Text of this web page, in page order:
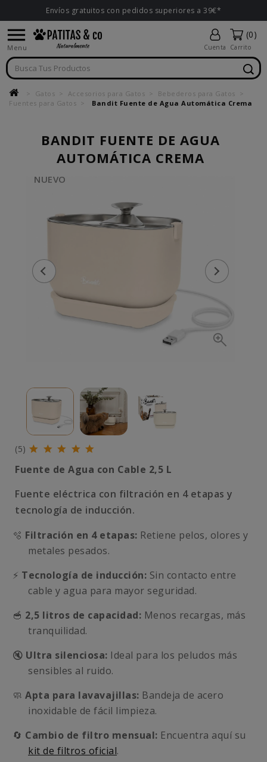
Envíos gratuitos con pedidos superiores a 39€*

Menu Cuenta
(0)
Carrito
Gatos Accesorios para Gatos
Bebederos para Gatos
Fuentes para Gatos
Bandit Fuente de Agua Automática Crema
BANDIT FUENTE DE AGUA
AUTOMÁTICA CREMA
NUEVO
(5)
Fuente de Agua con Cable 2,5 L
Fuente eléctrica con filtración en 4 etapas y
tecnología de inducción.
🫧 Filtración en 4 etapas: Retiene pelos, olores y
metales pesados.
⚡ Tecnología de inducción: Sin contacto entre
cable y agua para mayor seguridad.
🥣 2,5 litros de capacidad: Menos recargas, más
tranquilidad.
🔇 Ultra silenciosa: Ideal para los peludos más
sensibles al ruido.
🧼 Apta para lavavajillas: Bandeja de acero
inoxidable de fácil limpieza.
🔄 Cambio de filtro mensual: Encuentra aquí su
kit de filtros oficial.